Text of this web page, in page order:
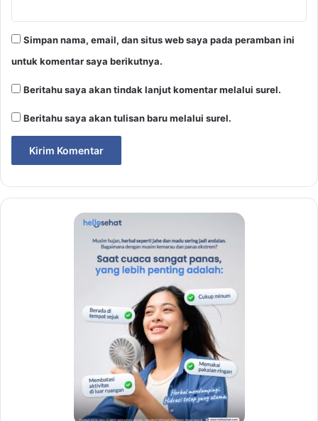
Simpan nama, email, dan situs web saya pada peramban ini
untuk komentar saya berikutnya.
Beritahu saya akan tindak lanjut komentar melalui surel.
Beritahu saya akan tulisan baru melalui surel.